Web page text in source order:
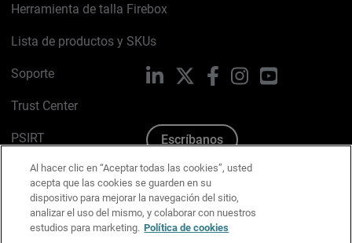
Herramienta de talla Firebox
Lista de productos y SKUs
Soporte
Trust Center
PSIRT
Política de cookies
Política de privacidad
Kit de medios y marca
LinkedIn FacebookInstagramYouTube
Escríbanos
Al hacer clic en “Aceptar todas las cookies”, usted
acepta que las cookies se guarden en su
dispositivo para mejorar la navegación del sitio,
analizar el uso del mismo, y colaborar con nuestros
estudios para marketing. Política de cookies